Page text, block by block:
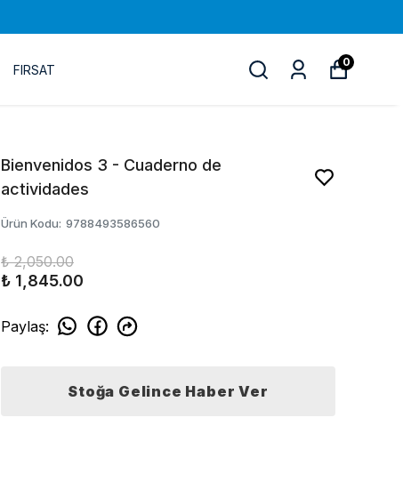
FIRSAT
0
Bienvenidos 3 - Cuaderno de
actividades
Ürün Kodu: 9788493586560
₺ 2,050.00
₺ 1,845.00
Paylaş:
Stoğa Gelince Haber Ver